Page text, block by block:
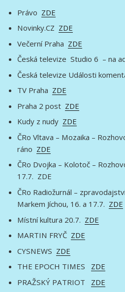
Právo ZDE
Novinky.CZ ZDE
Večerní Praha ZDE
Česká televize Studio 6 – na
Česká televize Události
TV Praha ZDE
Praha 2 post ZDE
Kudy z nudy ZDE
ČRo Vltava – Mozaika –
ráno ZDE
ČRo Dvojka – Kolotoč –
17.7. ZDE
ČRo Radiožurnál –
Markem Jíchou, 16. a 17.7. ZDE
Místní kultura 20.7. ZDE
MARTIN FRYČ ZDE
CYSNEWS ZDE
THE EPOCH TIMES ZDE
PRAŽSKÝ PATRIOT ZDE